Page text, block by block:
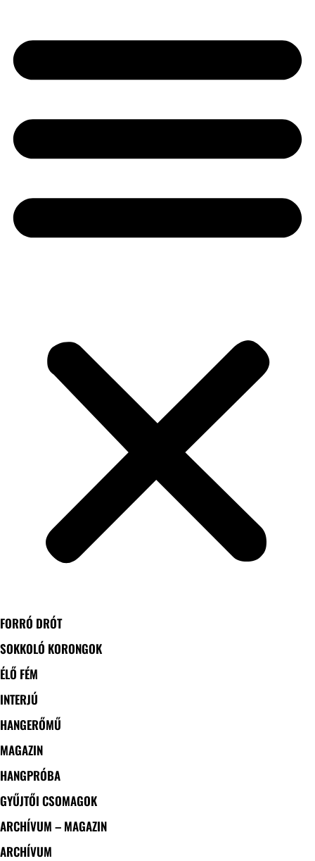
FORRÓ DRÓT
SOKKOLÓ KORONGOK
ÉLŐ FÉM
INTERJÚ
HANGERŐMŰ
MAGAZIN
HANGPRÓBA
GYŰJTŐI CSOMAGOK
ARCHÍVUM – MAGAZIN
ARCHÍVUM